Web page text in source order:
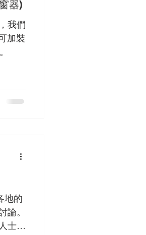
窗器)
我們
加裝
地的
論。
士，